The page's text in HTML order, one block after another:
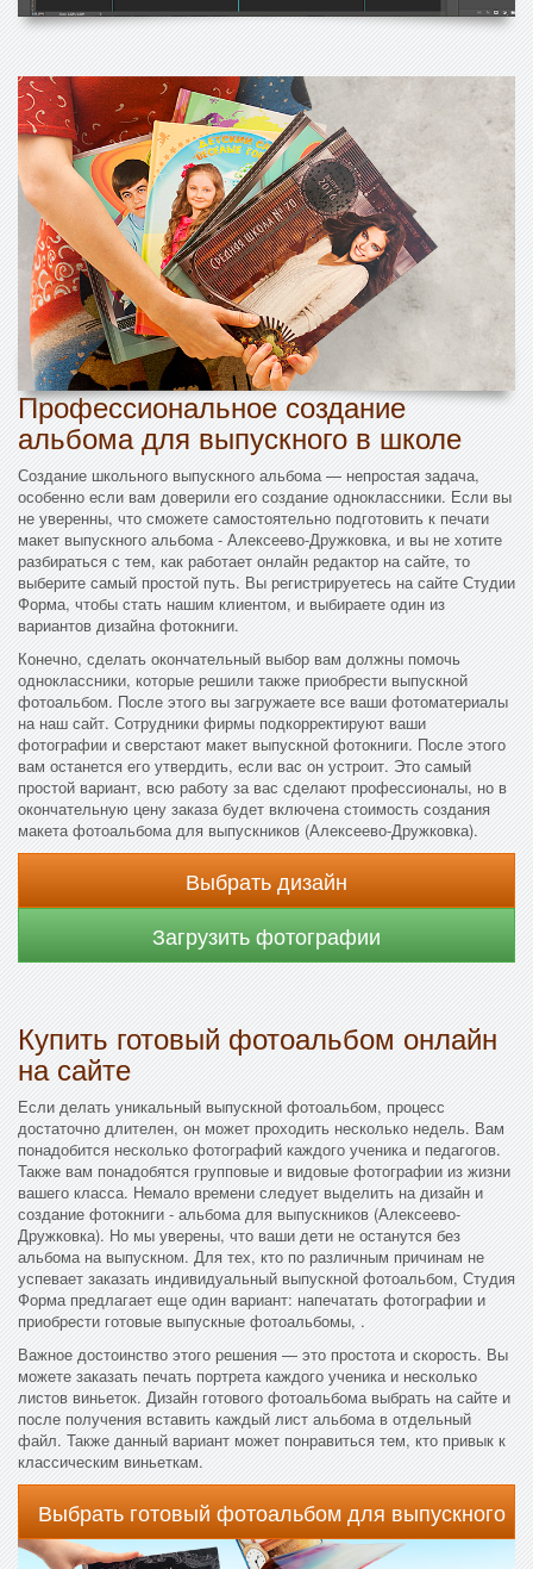
Профессиональное создание
альбома для выпускного в школе
Создание школьного выпускного альбома — непростая задача,
особенно если вам доверили его создание одноклассники. Если вы
не уверенны, что сможете самостоятельно подготовить к печати
макет выпускного альбома - Алексеево-Дружковка, и вы не хотите
разбираться с тем, как работает онлайн редактор на сайте, то
выберите самый простой путь. Вы регистрируетесь на сайте Студии
Форма, чтобы стать нашим клиентом, и выбираете один из
вариантов дизайна фотокниги.
Конечно, сделать окончательный выбор вам должны помочь
одноклассники, которые решили также приобрести выпускной
фотоальбом. После этого вы загружаете все ваши фотоматериалы
на наш сайт. Сотрудники фирмы подкорректируют ваши
фотографии и сверстают макет выпускной фотокниги. После этого
вам останется его утвердить, если вас он устроит. Это самый
простой вариант, всю работу за вас сделают профессионалы, но в
окончательную цену заказа будет включена стоимость создания
макета фотоальбома для выпускников (Алексеево-Дружковка).
Выбрать дизайн
Загрузить фотографии
Купить готовый фотоальбом онлайн
на сайте
Если делать уникальный выпускной фотоальбом, процесс
достаточно длителен, он может проходить несколько недель. Вам
понадобится несколько фотографий каждого ученика и педагогов.
Также вам понадобятся групповые и видовые фотографии из жизни
вашего класса. Немало времени следует выделить на дизайн и
создание фотокниги - альбома для выпускников (Алексеево-
Дружковка). Но мы уверены, что ваши дети не останутся без
альбома на выпускном. Для тех, кто по различным причинам не
успевает заказать индивидуальный выпускной фотоальбом, Студия
Форма предлагает еще один вариант: напечатать фотографии и
приобрести готовые выпускные фотоальбомы, .
Важное достоинство этого решения — это простота и скорость. Вы
можете заказать печать портрета каждого ученика и несколько
листов виньеток. Дизайн готового фотоальбома выбрать на сайте и
после получения вставить каждый лист альбома в отдельный
файл. Также данный вариант может понравиться тем, кто привык к
классическим виньеткам.
Выбрать готовый фотоальбом для выпускного